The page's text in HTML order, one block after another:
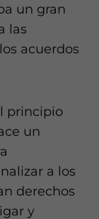
un gran
las
acuerdos
principio
un
a los
derechos
y